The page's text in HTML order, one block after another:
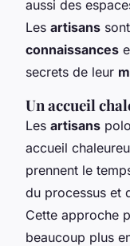
aussi des
Les artisans
connaissances
secrets de leur
Un accueil
Les artisans
accueil
prennent le
du processus et
Cette approche
beaucoup plus